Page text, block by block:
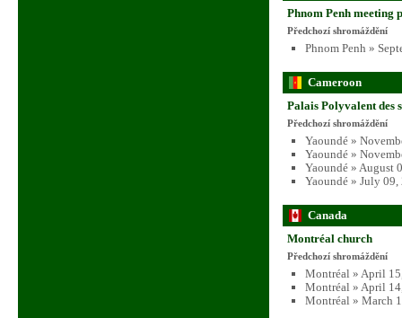
Phnom Penh meeting
Předchozí shromáždění
Phnom Penh »
Cameroon
Palais Polyvalent des
Předchozí shromáždění
Yaoundé »
Yaoundé »
Yaoundé » August
Yaoundé » July
Canada
Montréal church
Předchozí shromáždění
Montréal » April
Montréal » April
Montréal » March